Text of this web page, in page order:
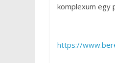
komplexum egy
https://